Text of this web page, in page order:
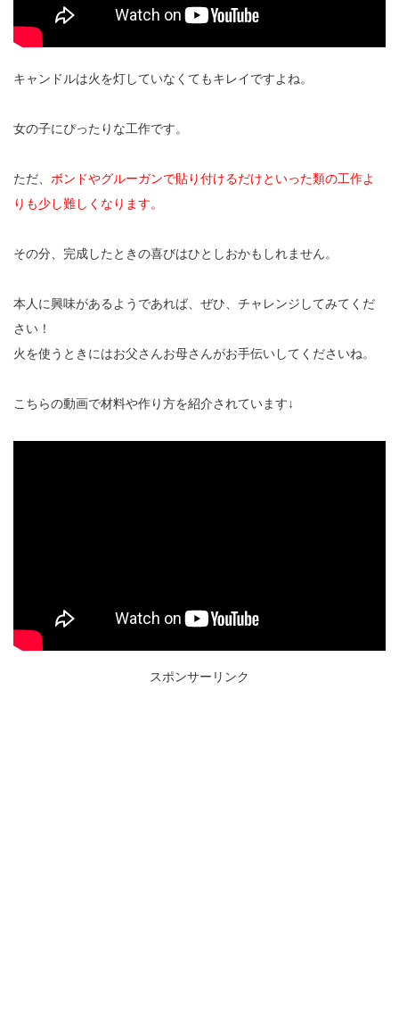
キャンドルは火を灯していなくてもキレイですよね。
女の子にぴったりな工作です。
ただ、 ボンドやグルーガンで貼り付けるだけといった類の工作よ
りも少し難しくなります。
その分、完成したときの喜びはひとしおかもしれません。
本人に興味があるようであれば、ぜひ、チャレンジしてみてくだ
さい！
火を使うときにはお父さんお母さんがお手伝いしてくださいね。
こちらの動画で材料や作り方を紹介されています↓
スポンサーリンク